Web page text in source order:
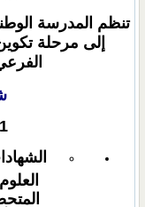
تنظم المدرسة
إلى مرحلة
الفرعي أ2 بعنوان سنة
1- الشهادة العلمية: